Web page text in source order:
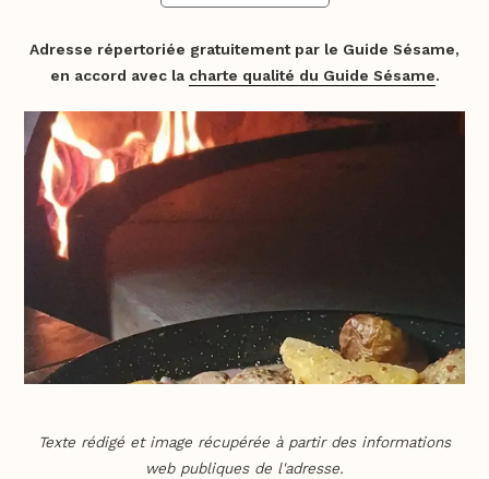
Adresse répertoriée gratuitement par le Guide Sésame,
en accord avec la charte qualité du Guide Sésame.
Texte rédigé et image récupérée à partir des informations
web publiques de l'adresse.